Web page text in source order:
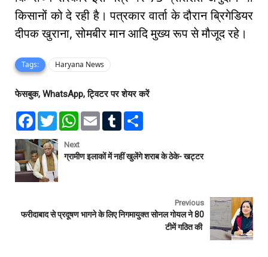
किसानों को दे रही है। पत्रकार वार्ता के दौरान ब्रिगेडियर
दीपक खुराना, सोमबीर मान आदि मुख्य रूप से मौजूद रहे।
Tags: Haryana News
फेसबुक, WhatsApp, ट्विटर पर शेयर करें
F
e
b
o
o
k
T
w
t
t
e
r
W
t
s
E
l
T
l
e
Next
ग्रामीण इलाकों में नहीं खुलेंगे शराब के ठेके- खट्टर
Previous
फरीदाबाद से प्रदूषण भागने के लिए निगमायुक्त सोनल गोयल ने 80
टीमें गठित की